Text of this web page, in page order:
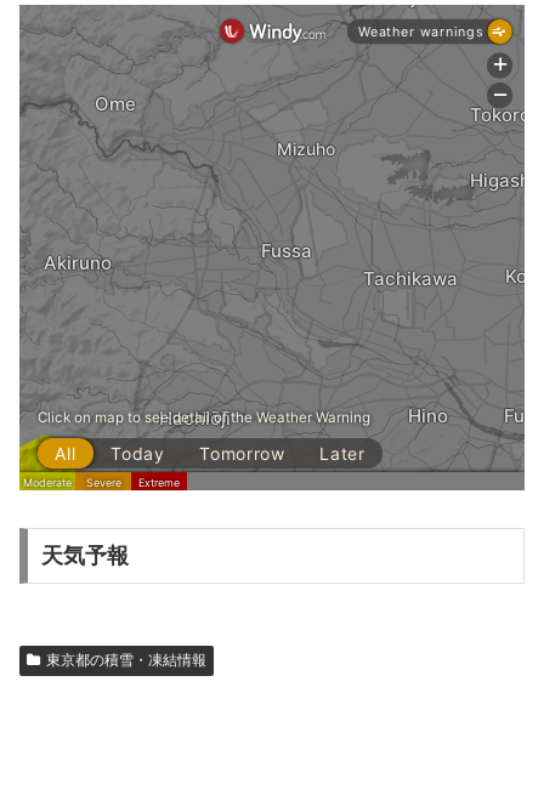
天気予報
東京都の積雪・凍結情報